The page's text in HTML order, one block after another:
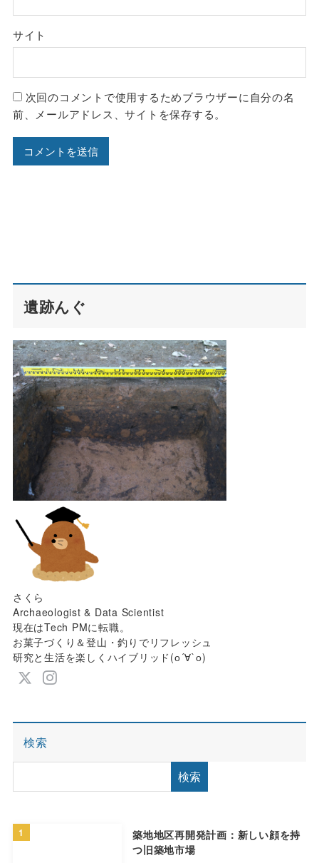
サイト
次回のコメントで使用するためブラウザーに自分の名
前、メールアドレス、サイトを保存する。
遺跡んぐ
さくら
Archaeologist & Data Scientist
現在はTech PMに転職。
お菓子づくり＆登山・釣りでリフレッシュ
研究と生活を楽しくハイブリッド(о´∀`о)
検索
検索
1
築地地区再開発計画：新しい顔を持
つ旧築地市場